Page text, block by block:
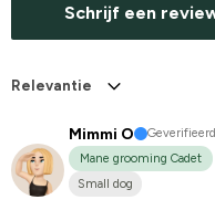
Schrijf een
Relevantie
Mimmi O
Mane grooming Cadet
Small dog